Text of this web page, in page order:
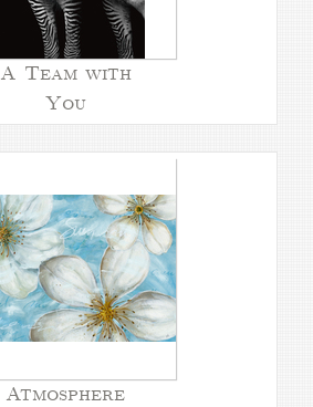
A Team with
You
Atmosphere